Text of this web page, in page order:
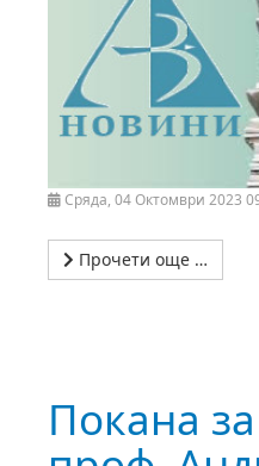
Сряда, 04 Октомври 2023
Прочети още …
Покана